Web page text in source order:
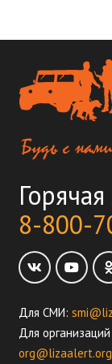
8-800-
Для СМИ:
Для
org@lizaalert.org